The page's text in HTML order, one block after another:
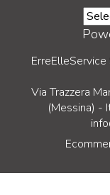
Via Trazzera
(Messina)